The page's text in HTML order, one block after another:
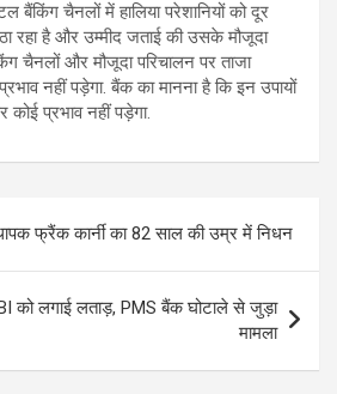
बैंकिंग चैनलों में हालिया परेशानियों को दूर
रहा है और उम्मीद जताई की उसके मौजूदा
चैनलों और मौजूदा परिचालन पर ताजा
नहीं पड़ेगा. बैंक का मानना ​​है कि इन उपायों
प्रभाव नहीं पड़ेगा.
फ्रैंक कार्नी का 82 साल की उम्र में निधन
को लगाई लताड़, PMS बैंक घोटाले से जुड़ा
मामला